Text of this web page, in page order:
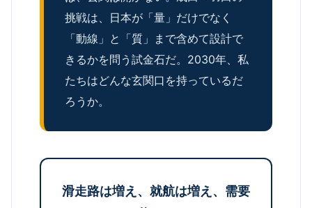
挑戦は、日本が「量」だけでなく
「動線」と「質」まで含めて設計で
きるかを問う試金石だ。2030年、私
たちはどんな玄関口を持っているだ
ろうか。
滑走路は増え、就航は増え、需要